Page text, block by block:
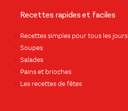
Recettes rapides et faciles
Recettes simples pour tous les jours
Soupes
Salades
Pains et brioches
Les recettes de fêtes